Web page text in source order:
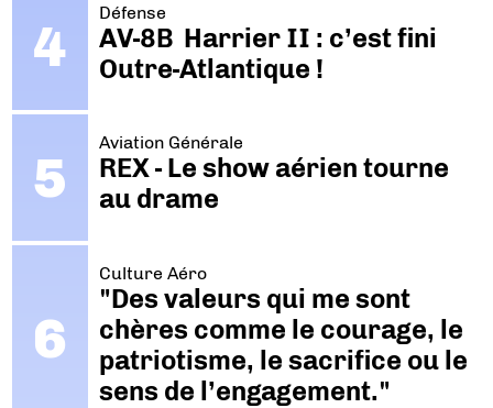
Défense
AV-8B Harrier II : c’est fini
Outre-Atlantique !
Aviation Générale
REX - Le show aérien tourne
au drame
Culture Aéro
"Des valeurs qui me sont
chères comme le courage, le
patriotisme, le sacrifice ou le
sens de l’engagement."